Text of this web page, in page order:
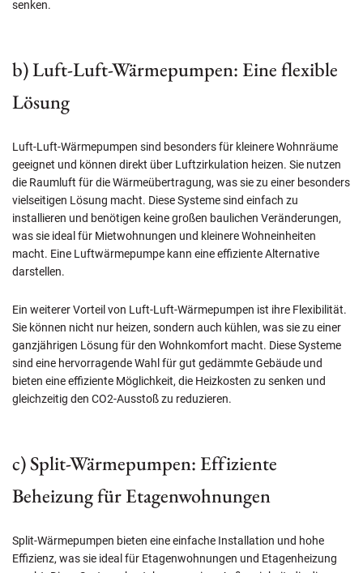
senken.
b) Luft-Luft-Wärmepumpen: Eine flexible
Lösung
Luft-Luft-Wärmepumpen sind besonders für kleinere Wohnräume
geeignet und können direkt über Luftzirkulation heizen. Sie nutzen
die Raumluft für die Wärmeübertragung, was sie zu einer besonders
vielseitigen Lösung macht. Diese Systeme sind einfach zu
installieren und benötigen keine großen baulichen Veränderungen,
was sie ideal für Mietwohnungen und kleinere Wohneinheiten
macht. Eine Luftwärmepumpe kann eine effiziente Alternative
darstellen.
Ein weiterer Vorteil von Luft-Luft-Wärmepumpen ist ihre Flexibilität.
Sie können nicht nur heizen, sondern auch kühlen, was sie zu einer
ganzjährigen Lösung für den Wohnkomfort macht. Diese Systeme
sind eine hervorragende Wahl für gut gedämmte Gebäude und
bieten eine effiziente Möglichkeit, die Heizkosten zu senken und
gleichzeitig den CO2-Ausstoß zu reduzieren.
c) Split-Wärmepumpen: Effiziente
Beheizung für Etagenwohnungen
Split-Wärmepumpen bieten eine einfache Installation und hohe
Effizienz, was sie ideal für Etagenwohnungen und Etagenheizung